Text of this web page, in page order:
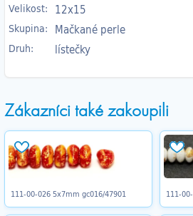
Velikost: 12x15
Skupina: Mačkané perle
Druh: lístečky
Zákazníci také zakoupili
111-00-026 5x7mm gc016/47901 111-